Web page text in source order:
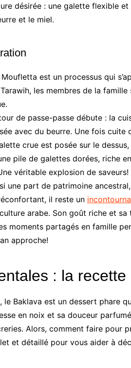
désirée : une galette flexible et
et le miel.
est un processus qui
les membres de la
de passe-passe débute : la
avec du beurre. Une fois
crue est posée sur le
pile de galettes dorées, riche
véritable explosion de saveurs!
une part de patrimoine
il reste un
arabe. Son goût riche et
moments partagés en famille
approche!
: la
le Baklava est un dessert phare
en noix et sa douceur
Alors, comment faire pour
et détaillé pour vous aider à